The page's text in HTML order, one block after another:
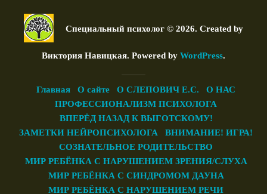
Специальный психолог © 2026. Created by
Виктория Навицкая. Powered by WordPress.
Главная О сайте О СЛЕПОВИЧ Е.С.
О НАС
ПРОФЕССИОНАЛИЗМ ПСИХОЛОГА
ВПЕРЁД НАЗАД К ВЫГОТСКОМУ!
ЗАМЕТКИ НЕЙРОПСИХОЛОГА
ВНИМАНИЕ! ИГРА!
СОЗНАТЕЛЬНОЕ РОДИТЕЛЬСТВО
МИР РЕБЁНКА С НАРУШЕНИЕМ ЗРЕНИЯ/СЛУХА
МИР РЕБЁНКА С СИНДРОМОМ ДАУНА
МИР РЕБЁНКА С НАРУШЕНИЕМ РЕЧИ